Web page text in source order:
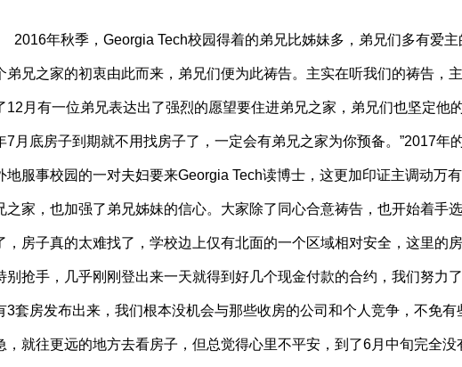
2016年秋季，Georgia Tech校园得着的弟兄比姊妹多，弟兄们多有爱主
弟兄之家的初衷由此而来，弟兄们便为此祷告。主实在听我们的祷告，
12月有一位弟兄表达出了强烈的愿望要住进弟兄之家，弟兄们也坚定他
7月底房子到期就不用找房子了，一定会有弟兄之家为你预备。”2017年
地服事校园的一对夫妇要来Georgia Tech读博士，这更加印证主调动万
之家，也加强了弟兄姊妹的信心。大家除了同心合意祷告，也开始着手
，房子真的太难找了，学校边上仅有北面的一个区域相对安全，这里的
别抢手，几乎刚刚登出来一天就得到好几个现金付款的合约，我们努力
3套房发布出来，我们根本没机会与那些收房的公司和个人竞争，不免
，就往更远的地方去看房子，但总觉得心里不平安，到了6月中旬完全